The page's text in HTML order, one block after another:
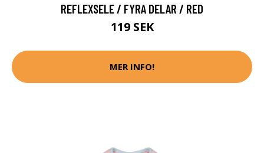
REFLEXSELE / FYRA DELAR / RED
119 SEK
MER INFO!